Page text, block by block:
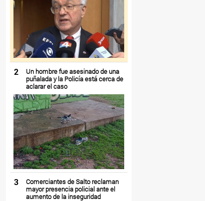
2
Un hombre fue asesinado de una
puñalada y la Policía está cerca de
aclarar el caso
3
Comerciantes de Salto reclaman
mayor presencia policial ante el
aumento de la inseguridad